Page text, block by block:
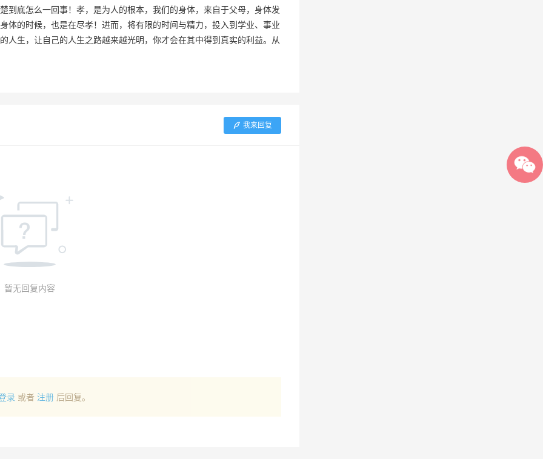
到底怎么一回事！孝，是为人的根本，我们的身体，来自于父母，身体发
体的时候，也是在尽孝！进而，将有限的时间与精力，投入到学业、事业
人生，让自己的人生之路越来越光明，你才会在其中得到真实的利益。从
我来回复
暂无回复内容
录 或者 注册 后回复。